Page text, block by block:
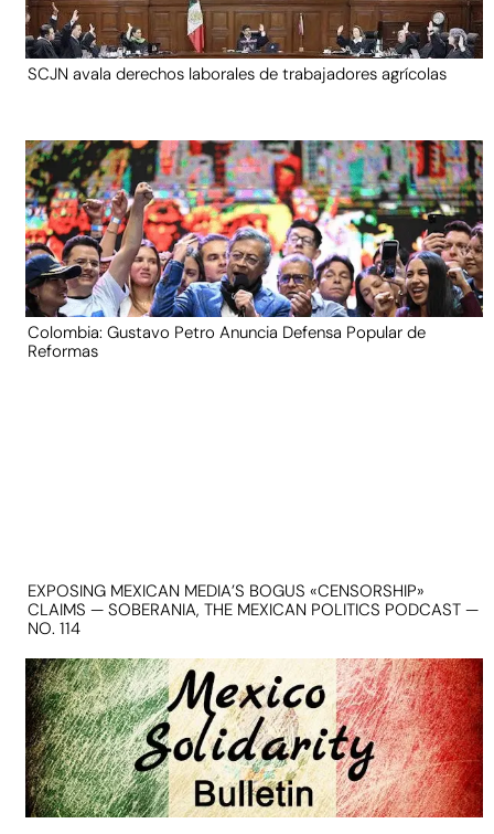
SCJN avala derechos laborales de trabajadores agrícolas
Colombia: Gustavo Petro Anuncia Defensa Popular de
Reformas
EXPOSING MEXICAN MEDIA’S BOGUS «CENSORSHIP»
CLAIMS — SOBERANIA, THE MEXICAN POLITICS PODCAST —
NO. 114